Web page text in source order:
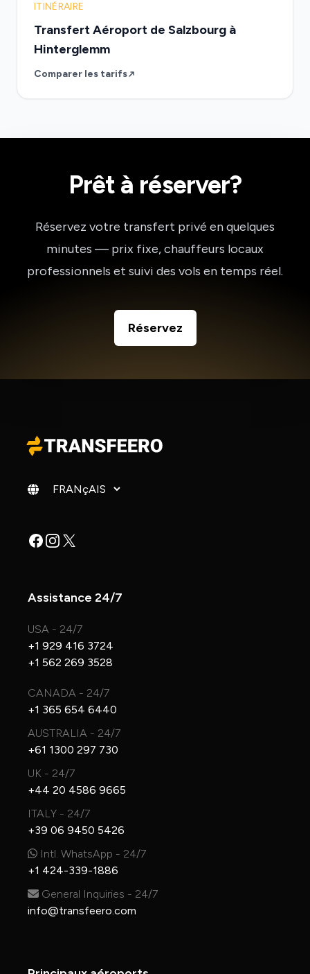
ITINÉRAIRE
Transfert Aéroport de Salzbourg à
Hinterglemm
Comparer les tarifs
Prêt à réserver?
Réservez votre transfert privé en quelques
minutes — prix fixe, chauffeurs locaux
professionnels et suivi des vols en temps réel.
Réservez
Changer de langue
Facebook
Instagram
X
Assistance 24/7
USA - 24/7
+1 929 416 3724
+1 562 269 3528
CANADA - 24/7
+1 365 654 6440
AUSTRALIA - 24/7
+61 1300 297 730
UK - 24/7
+44 20 4586 9665
ITALY - 24/7
+39 06 9450 5426
Intl. WhatsApp - 24/7
+1 424-339-1886
General Inquiries - 24/7
info@transfeero.com